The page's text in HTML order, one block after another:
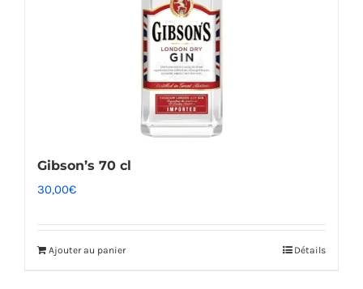
Gibson’s 70 cl
30,00€
Ajouter au panier Détails